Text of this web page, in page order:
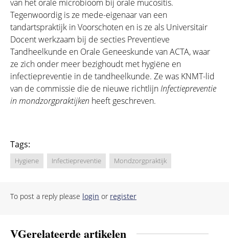
van het orale microbioom bij orale mucositis.
Tegenwoordig is ze mede-eigenaar van een
tandartspraktijk in Voorschoten en is ze als Universitair
Docent werkzaam bij de secties Preventieve
Tandheelkunde en Orale Geneeskunde van ACTA, waar
ze zich onder meer bezighoudt met hygiëne en
infectiepreventie in de tandheelkunde. Ze was KNMT-lid
van de commissie die de nieuwe richtlijnInfectiepreventie
in mondzorgpraktijken heeft geschreven.
Tags:
Hygiene Infectiepreventie Mondzorgpraktijk
To post a reply please login or register
VGerelateerde artikelen